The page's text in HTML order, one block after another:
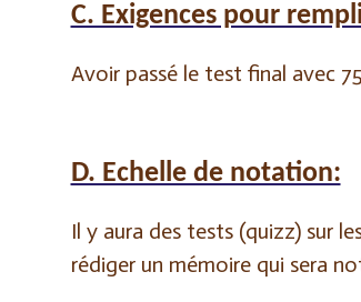
C. Exigences pour
Avoir passé le test final avec
D. Echelle de notation:
Il y aura des tests (quizz) sur
rédiger un mémoire qui sera